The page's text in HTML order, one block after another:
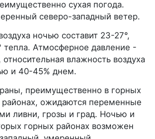
сухая погода.
северо-западный ветер.
ночью составит 23-27°,
Атмосферное давление -
влажность воздуха
и 40-45% днем.
преимущественно в горных
районах, ожидаются переменные
ливни, грозы и град. Ночью и
горных районах возможен